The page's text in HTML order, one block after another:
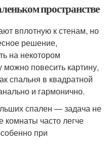
пространстве
вплотную к стенам, но
решение,
на некотором
можно повесить картину,
спальня в квадратной
и гармонично.
спален — задача не
комнаты часто легче
при